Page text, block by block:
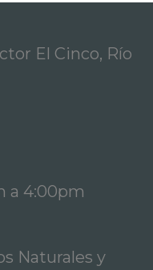
El Cinco, Río
a 4:00pm
Naturales y